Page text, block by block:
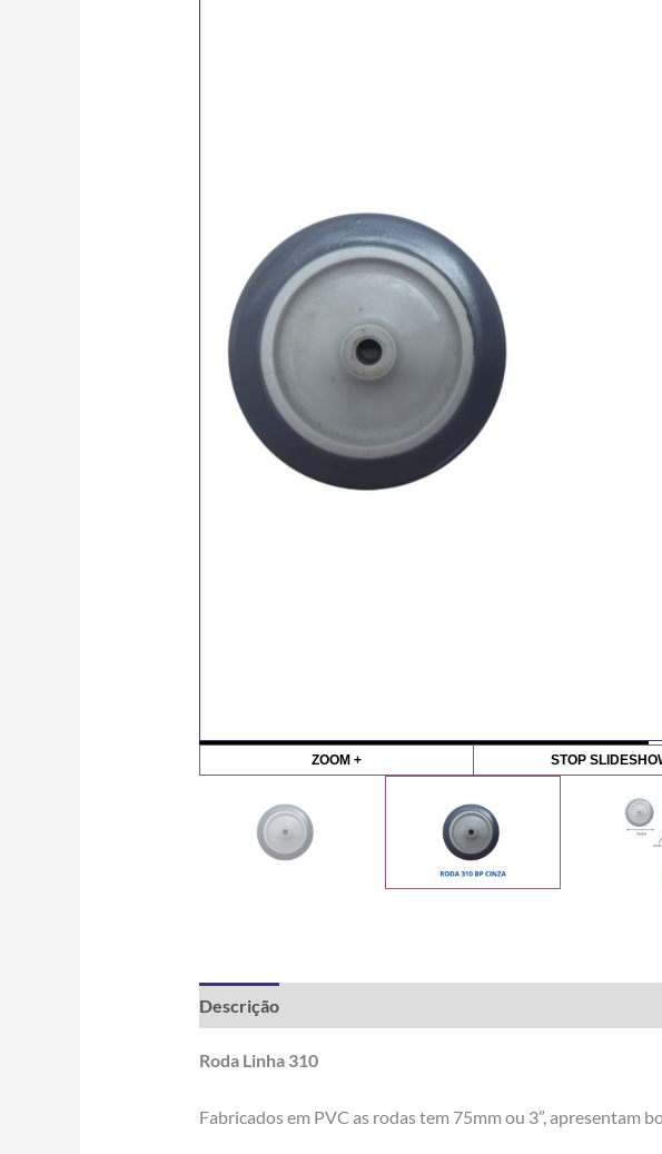
ZOOM + STOP
Descrição
Roda Linha 310
Fabricados em PVC as rodas tem 75mm ou 3”, apresentam